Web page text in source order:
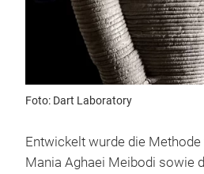
Foto: Dart Laboratory
Entwickelt wurde die
Mania Aghaei Meibodi sowie